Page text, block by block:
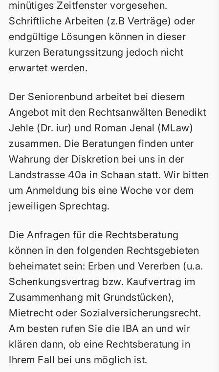
minütiges Zeitfenster vorgesehen.
Schriftliche Arbeiten (z.B Verträge) oder
endgültige Lösungen können in dieser
kurzen Beratungssitzung jedoch nicht
erwartet werden.
Der Seniorenbund arbeitet bei diesem
Angebot mit den Rechtsanwälten Benedikt
Jehle (Dr. iur) und Roman Jenal (MLaw)
zusammen. Die Beratungen finden unter
Wahrung der Diskretion bei uns in der
Landstrasse 40a in Schaan statt. Wir bitten
um Anmeldung bis eine Woche vor dem
jeweiligen Sprechtag.
Die Anfragen für die Rechtsberatung
können in den folgenden Rechtsgebieten
beheimatet sein: Erben und Vererben (u.a.
Schenkungsvertrag bzw. Kaufvertrag im
Zusammenhang mit Grundstücken),
Mietrecht oder Sozialversicherungsrecht.
Am besten rufen Sie die IBA an und wir
klären dann, ob eine Rechtsberatung in
Ihrem Fall bei uns möglich ist.